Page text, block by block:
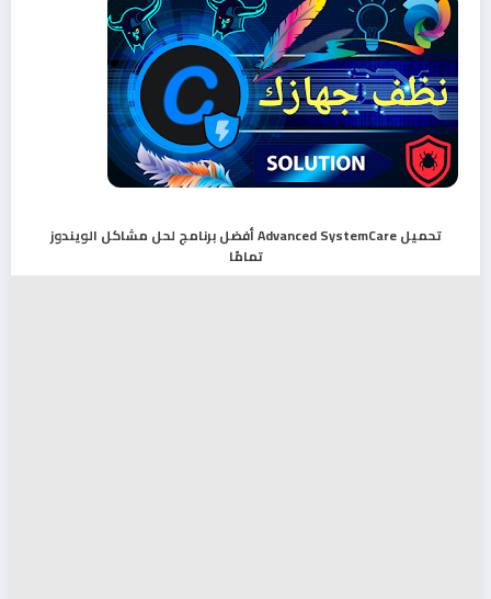
تحميل Advanced SystemCare أفضل برنامج لحل مشاكل الويندوز
تمامًا